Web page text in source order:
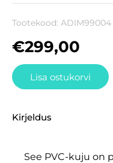
Tootekood: ADIM99004
€299,00
Lisa ostukorvi
Kirjeldus
See PVC-kuju on